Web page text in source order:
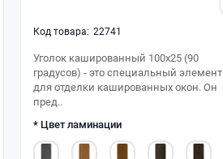
22741
Уголок кашированный 100х25 (90
градусов) - это специальный элемент
для отделки кашированных окон. Он
пред..
* Цвет ламинации